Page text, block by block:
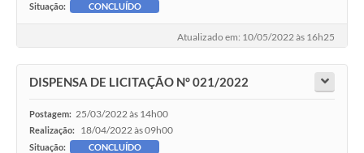
Ouvidoria
Cavernas do Peruaçu
Galeria de Fotos
Galeria de Vídeos
Situação: CONCLUÍDO
Atualizado em: 10/05/2022 às 16h25
DISPENSA DE LICITAÇÃO N° 021/2022
Postagem: 25/03/2022 às 14h00
Realização: 18/04/2022 às 09h00
Situação: CONCLUÍDO